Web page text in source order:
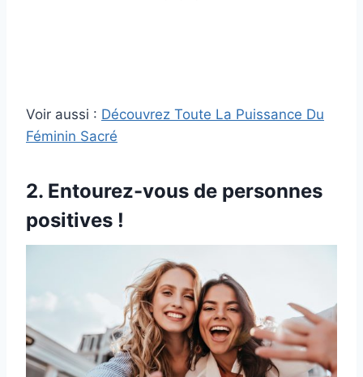
Voir aussi : Découvrez Toute La Puissance Du
Féminin Sacré
2. Entourez-vous de personnes
positives !